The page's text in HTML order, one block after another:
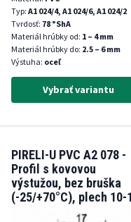
Typ: A1 024/4, A1 024/6, A1 024/2
Tvrdosť: 78 °ShA
Materiál hrúbky od: 1 – 4 mm
Materiál hrúbky do: 2.5 – 6 mm
Výstuha: oceľ
Vybrať variantu
PIRELI-U PVC A2 078 -
Profil s kovovou
výstužou, bez bruška
(-25/+70°C), plech 10-